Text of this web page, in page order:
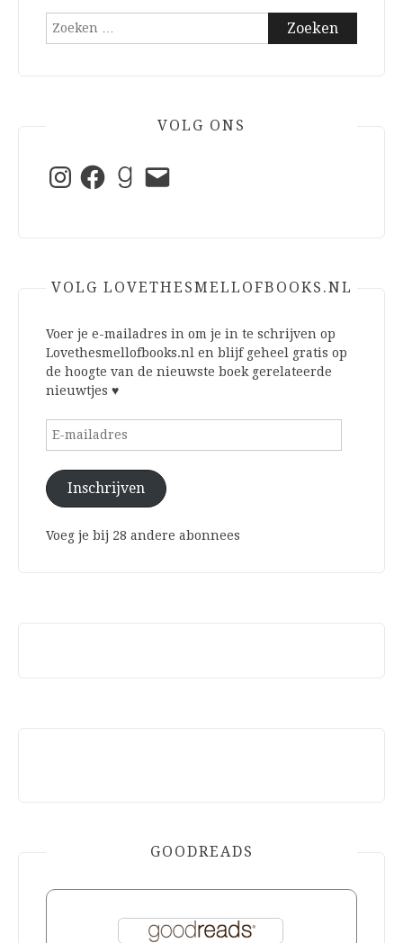
Zoeken
VOLG ONS
InstagramFacebookGoodreads
E-
mail
VOLG LOVETHESMELLOFBOOKS.NL
Voer je e-mailadres in om je in te schrijven op
Lovethesmellofbooks.nl en blijf geheel gratis op
de hoogte van de nieuwste boek gerelateerde
nieuwtjes ♥
E-
Inschrijven
Voeg je bij 28 andere abonnees
GOODREADS